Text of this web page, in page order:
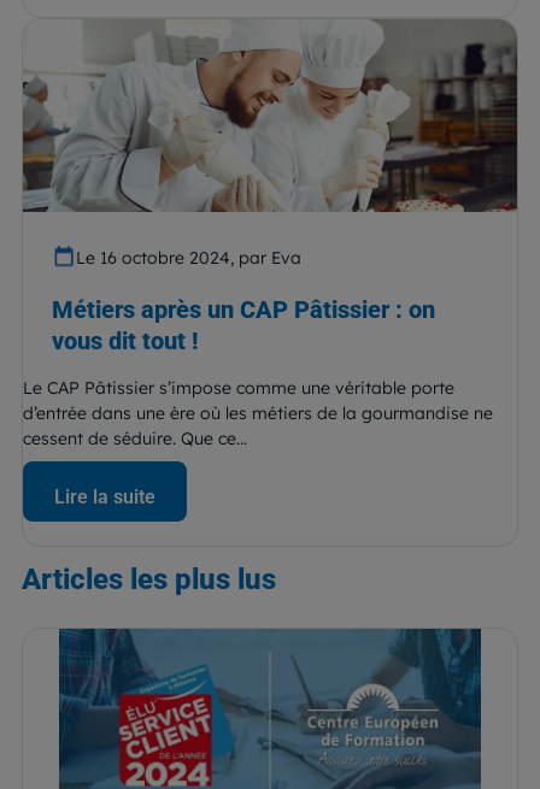
Le 16 octobre 2024, par Eva
Métiers après un CAP Pâtissier : on
vous dit tout !
Le CAP Pâtissier s’impose comme une véritable porte
d’entrée dans une ère où les métiers de la gourmandise ne
cessent de séduire. Que ce...
Lire la suite
Articles les plus lus